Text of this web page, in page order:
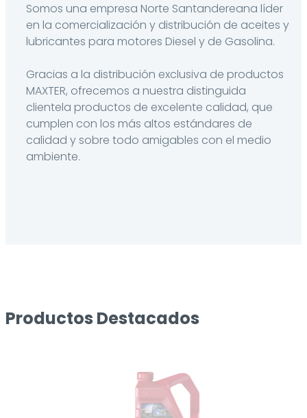
Somos una empresa Norte Santandereana líder
en la comercialización y distribución de aceites y
lubricantes para motores Diesel y de Gasolina.
Gracias a la distribución exclusiva de productos
MAXTER, ofrecemos a nuestra distinguida
clientela productos de excelente calidad, que
cumplen con los más altos estándares de
calidad y sobre todo amigables con el medio
ambiente.
Productos Destacados